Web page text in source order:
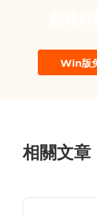
Win版
相關文章